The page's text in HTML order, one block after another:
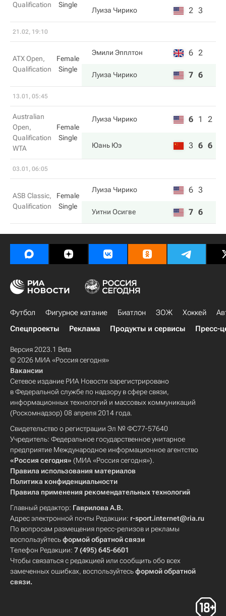
Qualification
Single
Луиза Чирико 2 3
21.02, 19:10
ATX Open,
Qualification
Female
Single
Эмили Эпплтон 6 2
Луиза Чирико 7 6
13.01, 05:45
Australian
Open,
Qualification
WTA
Female
Single
Луиза Чирико 6 1 2
Юань Юэ 3 6 6
03.01, 06:05
ASB Classic,
Qualification
Female
Single
Луиза Чирико 6 3
Уитни Осигве 7 6
Футбол Фигурное катание Биатлон ЗОЖ Хоккей
Спецпроекты
Реклама Продукты и сервисы Пресс-
Версия 2023.1 Beta
© 2026 МИА «Россия сегодня»
Вакансии
Сетевое издание РИА Новости зарегистрировано
в Федеральной службе по надзору в сфере связи,
информационных технологий и массовых коммуникаций
(Роскомнадзор) 08 апреля 2014 года.
Свидетельство о регистрации Эл № ФС77-57640
Учредитель: Федеральное государственное унитарное
предприятие Международное информационное агентство
«Россия сегодня» (МИА «Россия сегодня»).
Правила использования материалов
Политика конфиденциальности
Правила применения рекомендательных технологий
Главный редактор: Гаврилова А.В.
Адрес электронной почты Редакции: r-sport.internet@ria.ru
По вопросам размещения пресс-релизов и рекламы
воспользуйтесьформой обратной связи
Телефон Редакции: 7 (495) 645-6601
Чтобы связаться с редакцией или сообщить обо всех
замеченных ошибках, воспользуйтесьформой обратной
связи.